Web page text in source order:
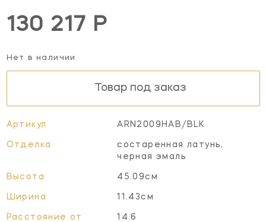
130 217 Р
Нет в наличии
Товар под заказ
Артикул ARN2009HAB/BLK
Отделка
состаренная латунь,
черная эмаль
Высота 45.09см
Ширина 11.43см
Расстояние от
14.6